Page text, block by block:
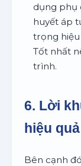
dụng phụ
huyết áp
trọng
Tốt nhất
trình.
6. Lời
hiệu
Bên cạnh